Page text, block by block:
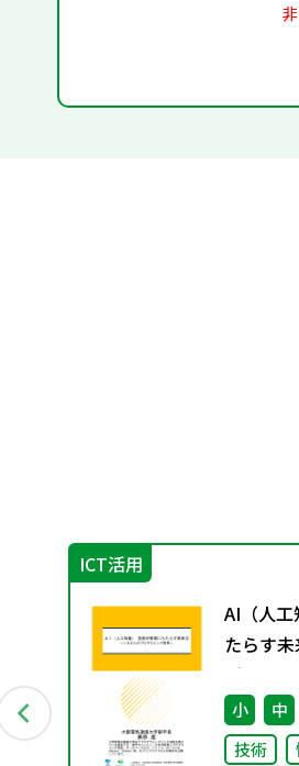
ICT活用
AI（人工
たらす
グラミ
小 中
技術